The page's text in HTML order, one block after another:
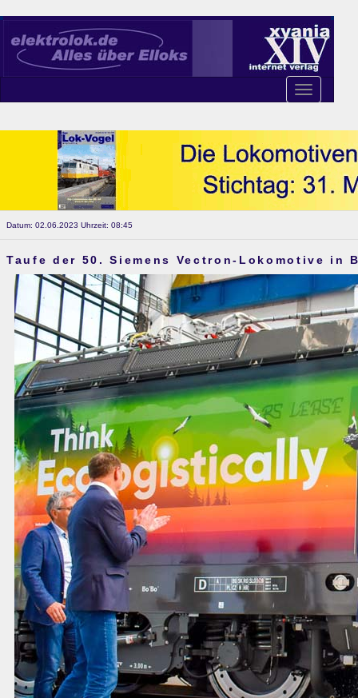
Toggle
navigation
Datum: 02.06.2023 Uhrzeit: 08:45
Taufe der 50. Siemens Vectron-Lokomotive in